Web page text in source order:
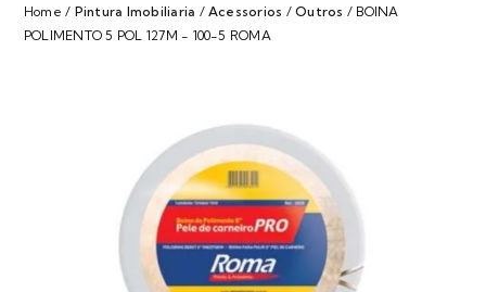
Home / Pintura Imobiliaria / Acessorios /Outros / BOINA
POLIMENTO 5 POL 127M - 100-5 ROMA